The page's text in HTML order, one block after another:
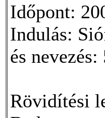
Időpont:
Indulás:
és
Rövidítési